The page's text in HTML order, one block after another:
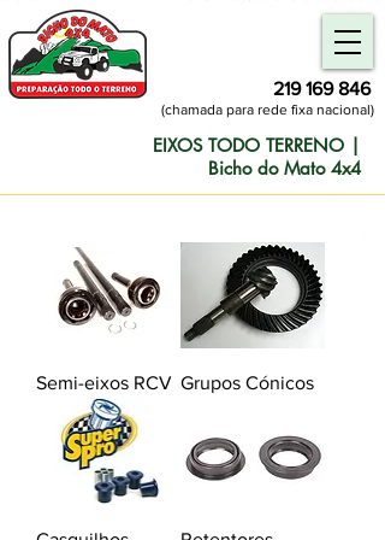
219 169 846
(chamada para rede fixa nacional)
EIXOS TODO TERRENO |
Bicho do Mato 4x4
Semi-eixos RCV Grupos Cónicos